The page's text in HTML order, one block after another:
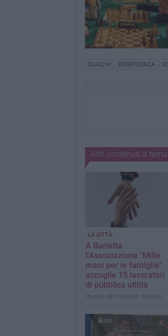
SCACCHI BENEFICENZA
Altri contenuti a tema
LA CITTÀ
A Barletta
l'Associazione "Mille
mani per le famiglie"
accoglie 15 lavoratori
di pubblica utilità
Invece del carcere, queste
gratuite a favore della
collettività